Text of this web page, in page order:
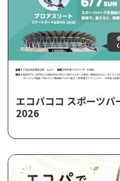
エコパココ スポーツパ
2026